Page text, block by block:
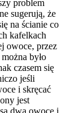
problem
sugerują, że
na ścianie co
kafelkach
owoce, przez
było
czasem się
jeśli
i skręcać
jest
dwa owoce i